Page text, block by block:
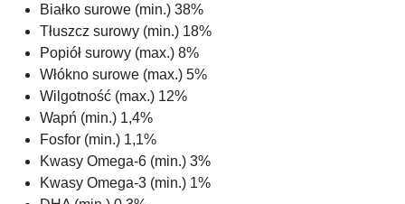
Białko surowe (min.) 38%
Tłuszcz surowy (min.) 18%
Popiół surowy (max.) 8%
Włókno surowe (max.) 5%
Wilgotność (max.) 12%
Wapń (min.) 1,4%
Fosfor (min.) 1,1%
Kwasy Omega-6 (min.) 3%
Kwasy Omega-3 (min.) 1%